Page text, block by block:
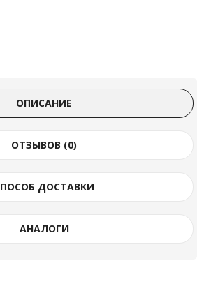
ОПИСАНИЕ
ОТЗЫВОВ (0)
ДОСТАВКИ
АНАЛОГИ